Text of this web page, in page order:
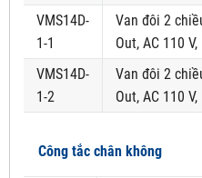
VMS14D-
1-1
Van đôi 2
Out, AC 110
VMS14D-
1-2
Van đôi 2
Out, AC 110
Công tắc chân không